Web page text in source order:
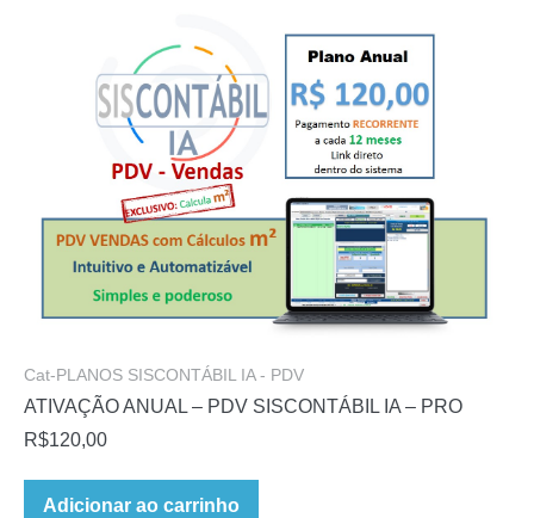
Cat-PLANOS SISCONTÁBIL IA - PDV
ATIVAÇÃO ANUAL – PDV SISCONTÁBIL IA – PRO
R$120,00
Adicionar ao carrinho